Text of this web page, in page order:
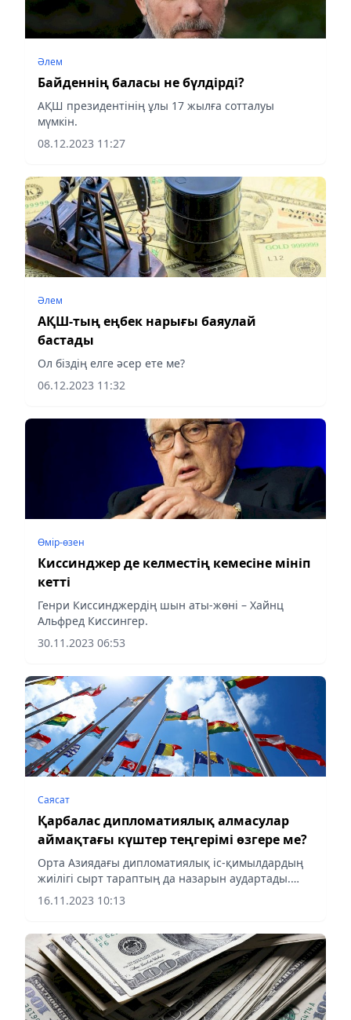
Әлем
Байденнің баласы не бүлдірді?
АҚШ президентінің ұлы 17 жылға сотталуы
мүмкін.
08.12.2023 11:27
Әлем
АҚШ-тың еңбек нарығы баяулай
бастады
Ол біздің елге әсер ете ме?
06.12.2023 11:32
Өмір-өзен
Киссинджер де келместің кемесіне мініп
кетті
Генри Киссинджердің шын аты-жөні – Хайнц
Альфред Киссингер.
30.11.2023 06:53
Саясат
Қарбалас дипломатиялық алмасулар
аймақтағы күштер теңгерімі өзгере ме?
Орта Азиядағы дипломатиялық іс-қимылдардың
жиілігі сырт тараптың да назарын аудартады.
Ресей Президентінің Қазақстанға сапарынан
кейін аймақтағы қызып жатқан бәсеке шетелдік
16.11.2023 10:13